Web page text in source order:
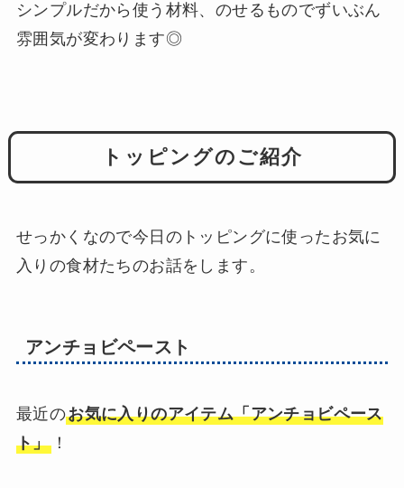
シンプルだから使う材料、のせるものでずいぶん
雰囲気が変わります◎
トッピングのご紹介
せっかくなので今日のトッピングに使ったお気に
入りの食材たちのお話をします。
アンチョビペースト
最近のお気に入りのアイテム「アンチョビペース
ト」！